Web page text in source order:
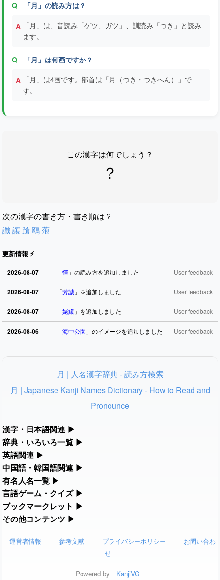
「月」の読み方は？
「月」は、音読み「ゲツ、ガツ」、訓読み「つき」と読み
ます。
「月」は何画ですか？
「月」は4画です。部首は「月（つき・つきへん）」で
す。
この漢字は何でしょう？
？
次の漢字の書き方・書き順は？
讖讓 蹌 鴎萢
更新情報 ⚡
2026-08-07 「憚 」の読み方を追加しました User feedback
2026-08-07 「芳誠 」を追加しました User feedback
2026-08-07 「姥鱶 」を追加しました User feedback
2026-08-06 「海中公園 」のイメージを追加しました User feedback
「元旦 」のイメージを追加しました
2026-08-06 「矛」のイメージを追加しました User feedback
」のイメージを追加しました
2026-08-06 「胆石
2026-08-06 下取
2026-08-06 「無性 」のイメージを追加しました
2026-08-06 黃 」のイメージを追加しました
2026-08-06 「截」のイメージを追加しました
「 大筋 」のイメージを追加しました User feedback
月 | 人名漢字辞典 - 読み方検索
月 | Japanese Kanji Names Dictionary - How to Read and
Pronounce
漢字・日本語関連 ▶
漢字の読み方検索、手書き入力、書き順練習など、日本語学習に役立
人名漢字辞典 - 読み方検索
漢字の書き方・書き順 書き取り練習帳
ひらがなの書き方・書き順
カタカナの書き方・書き順
辞典・いろいろ一覧 ▶
部首・画数別の漢字一覧、熟語辞典、地名・駅名検索など、各種リフ
ァレンスツールです。
画数別なまえ漢字一覧
名前イメージイラスト一覧
イメージ・印象から漢字や熟語を探す
英語関連 ▶
カタカナ語・略語の意味検索、発音記号、リスニング練習など英語学
カタカナ語の意味・発音・類語辞典
イメージ化する英単語の覚え方
英語の意味・発音の違い
中国語・韓国語関連 ▶
中国語のピンイン変換、韓国語の手書き入力など、アジア言語学習ツ
手書き中国語入力 変換ツール
韓国語手書き入力
有名人名一覧 ▶
海外セレブやスポーツ選手の名前の読み方・発音を確認できます。
海外有名人の苗字・名前一覧と発音 🔊
WEリーグ選手名一覧
言語ゲーム・クイズ ▶
四字熟語パズルや漢字クイズなど、楽しみながら学べるゲームです。
有名人名前読みクイズ（毎日更新）
ブックマークレット ▶
ブラウザに登録して、どのサイトからでも漢字や英語を検索できる便
漢字読み方検索ブックマークレット
その他コンテンツ ▶
絵文字の意味と使い方
トレンドワード・イメージギャラリー
運営者情報 参考文献 プライバシーポリシー
お問い合わ
せ
Powered by KanjiVG